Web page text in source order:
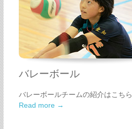
バレーボール
バレーボールチームの紹介はこちら
Read more →